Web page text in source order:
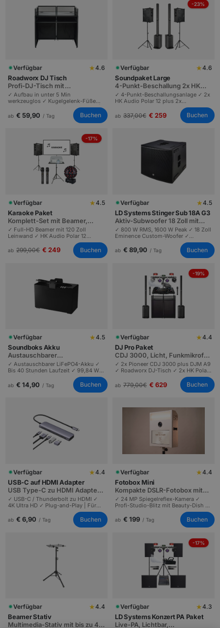
Verfügbar ★4.6
Roadworx DJ Tisch
Profi-DJ-Tisch mit
Kugelgelenk-Füßen, schneller
Aufbau
✓ Aufbau in unter 5 Min
werkzeuglos ✓ Kugelgelenk-Füße
höhenverstellbar ✓ Hohe Stabilität |
Profi-DJ-Tisch | Hochzeiten und
Firmenevents bis 200 Gäste.
ab € 59,90 / Tag Buchen
-23%
Verfügbar ★4.6
Soundpaket Large
4-Punkt-Beschallung 2x HK
Polar 12 plus Soundboks
✓ 4-Punkt-Beschallungsanlage ✓ 2x
HK Audio Polar 12 plus 2x
Raumabdeckung | Hybrid-PA |
Mittelgroße Events bis 250
ab 337,00€ € 259 Buchen
-17%
Verfügbar ★4.5
Karaoke Paket
Komplett-Set mit Beamer,
Sound, Mikros und Discokugel
✓ Full-HD Beamer mit 120 Zoll
Leinwand ✓ HK Audio Polar 12
Sound ✓ 2x Funkmikrofone |
Discokugel inklusive | Karaoke-
Partys bis 80 Personen | Laptop
ab 299,00€ € 249 Buchen
Verfügbar ★4.5
LD Systems Stinger Sub 18A G3
Aktiv-Subwoofer 18 Zoll mit
800 W RMS
✓ 800 W RMS, 1600 W Peak ✓ 18 Zoll
Eminence Custom-Woofer ✓
Tiefbass bis 35 Hz | Profi-Sub für
Live-PA | DJs und Festivals.
ab € 89,90 / Tag Buchen
Verfügbar ★4.5
Soundboks Akku
Austauschbarer
BATTERYBOKS mit 99,84 Wh
✓ Austauschbarer LiFePO4-Akku ✓
Bis 40 Stunden Laufzeit ✓ 99,84 Wh
Kapazität | BATTERYBOKS für
Soundboks 3 und 4 | Festivals und
Outdoor.
ab € 14,90 / Tag Buchen
-19%
Verfügbar ★4.4
DJ Pro Paket
CDJ 3000, Licht, Funkmikrofon
& Nebel
✓ 2x Pioneer CDJ 3000 plus DJM A9
✓ Roadworx DJ-Tisch ✓ 2x HK Polar
12 ✓ Chauvet GigBAR Move 5-in-1 ✓
Bodennebel ✓ 2x Sennheiser
Funkmikros | Hochzeit bis 200
ab 779,00€ € 629 Buchen
Verfügbar ★4.4
USB-C auf HDMI Adapter
USB Type-C zu HDMI Adapter
für MacBook, Laptop und iPad
✓ USB-C / Thunderbolt zu HDMI ✓
4K Ultra HD ✓ Plug-and-Play | Für
MacBook, Windows-Laptop, iPad Pro
und Smartphones mit USB-C.
ab € 6,90 / Tag Buchen
Verfügbar ★4.4
Fotobox Mini
Kompakte DSLR-Fotobox mit
Studio-Blitz
✓ 24 MP Spiegelreflex-Kamera ✓
Profi-Studio-Blitz mit Beauty-Dish ✓
Touchscreen | Digitale Bilder zum
Download | Hochzeiten und Events
bis 200 Gäste.
ab € 199 / Tag Buchen
Verfügbar ★4.4
Beamer Stativ
Multimedia-Stativ mit bis zu 40
-17%
Verfügbar ★4.3
LD Systems Konzert PA Paket
Live-PA, Lichtbar,